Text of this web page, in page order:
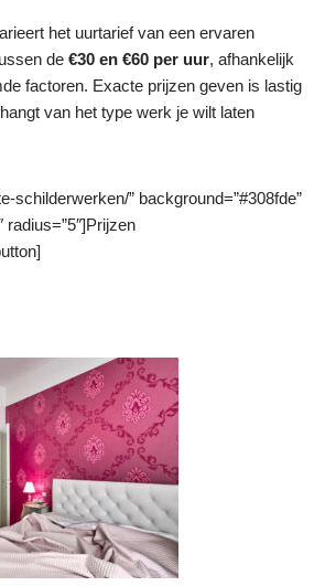
het uurtarief van een ervaren
de €30 en €60 per uur, afhankelijk
factoren. Exacte prijzen geven is lastig
van het type werk je wilt laten
schilderwerken/” background=”#308fde”
radius=”5″]Prijzen